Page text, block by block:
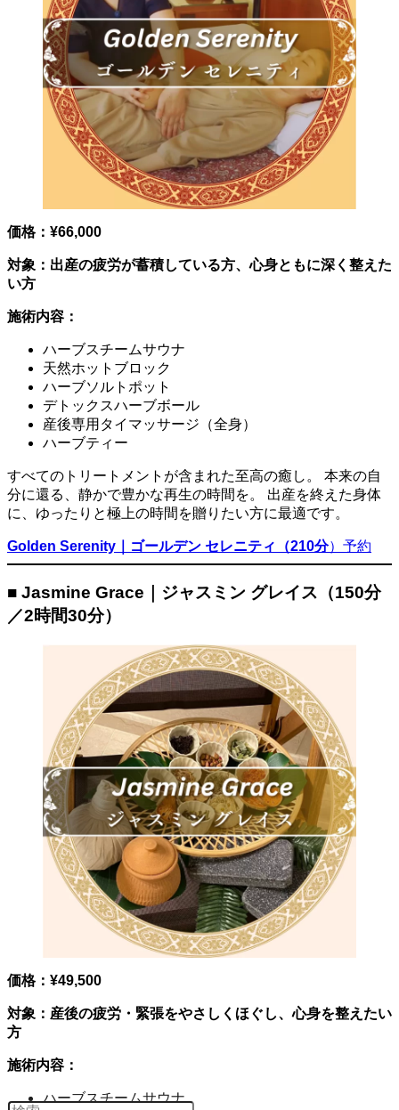
価格：¥66,000
対象：出産の疲労が蓄積している方、心身ともに深く整えた
い方
施術内容：
ハーブスチームサウナ
天然ホットブロック
ハーブソルトポット
デトックスハーブボール
産後専用タイマッサージ（全身）
ハーブティー
すべてのトリートメントが含まれた至高の癒し。 本来の自
分に還る、静かで豊かな再生の時間を。 出産を終えた身体
に、ゆったりと極上の時間を贈りたい方に最適です。
Golden Serenity｜ゴールデン セレニティ（210分）予約
■ Jasmine Grace｜ジャスミン グレイス（150分
／2時間30分）
価格：¥49,500
対象：産後の疲労・緊張をやさしくほぐし、心身を整えたい
方
施術内容：
ハーブスチームサウナ